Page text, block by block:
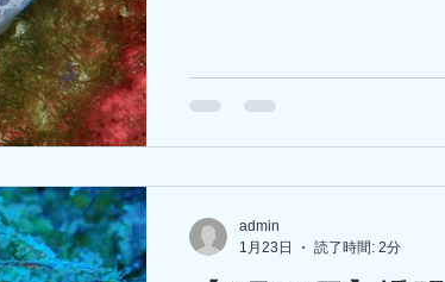
キウミウシ。 名前の通り糸
たいなヨセナウミウシ。ペア
た～ ダイワ前の子よりも小
ミニウミウシたちやイロカエ
見れますよ～🥰
--------------- 【明日の予報】
admin
1月23日
読了時間: 2分